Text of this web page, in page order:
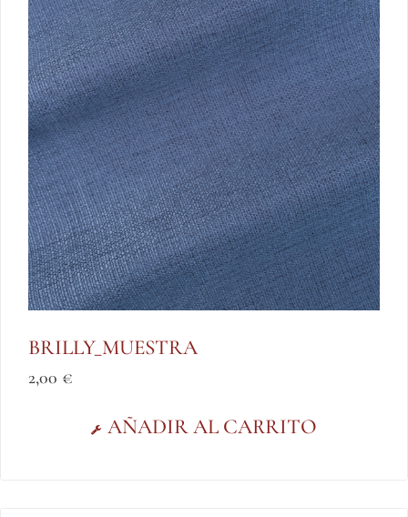
BRILLY_MUESTRA
2,00 €
AÑADIR AL CARRITO